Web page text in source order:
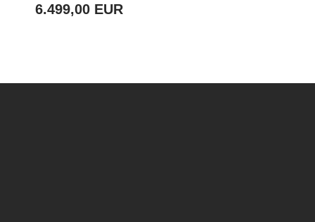
6.499,00 EUR